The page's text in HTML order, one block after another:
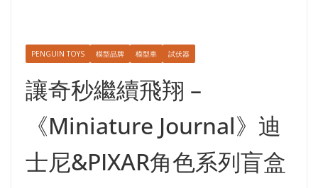
PENGUIN TOYS 模型品牌 模型車 試伏器
讓奇秒繼續飛翔 –
《Miniature Journal》迪
士尼&PIXAR角色系列盲盒